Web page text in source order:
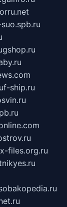
f-ship.ru
files.org.ru